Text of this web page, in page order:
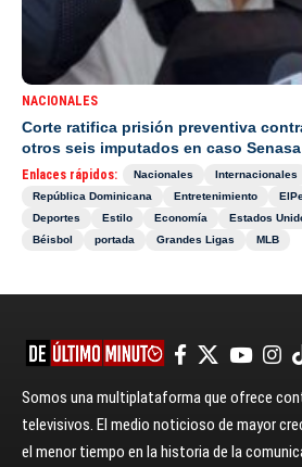
NACIONALES
Corte ratifica prisión preventiva
otros seis imputados en caso Senasa
Enlaces rápidos: Nacionales Internacionales
República Dominicana
Entretenimiento
Deportes
Estilo Economía Estados
Béisbol
portada Grandes Ligas MLB
Somos una multiplataforma que ofrece
televisivos. El medio noticioso de mayor
el menor tiempo en la historia de la